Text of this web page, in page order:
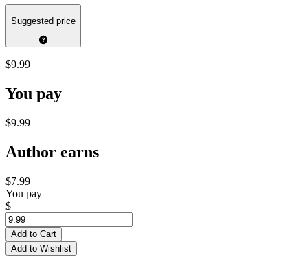
Suggested price
$9.99
You pay
$9.99
Author earns
$7.99
You pay
$
Add to Cart
Add to Wishlist